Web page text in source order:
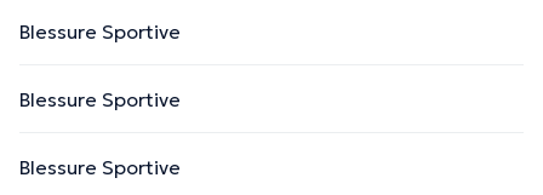
Blessure Sportive
Blessure Sportive
Blessure Sportive